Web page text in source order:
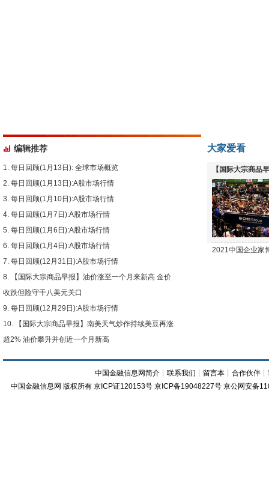
编辑推荐
每日回顾(1月13日): 全球市场概览
每日回顾(1月13日):A股市场行情
每日回顾(1月10日):A股市场行情
每日回顾(1月7日):A股市场行情
每日回顾(1月6日):A股市场行情
每日回顾(1月4日):A股市场行情
每日回顾(12月31日):A股市场行情
【国际大宗商品早报】油价涨至一个月来新高 金价
收跌但险守千八美元关口
每日回顾(12月29日):A股市场行情
【国际大宗商品早报】南美天气炒作持续美豆再涨
超2% 油价攀升并创近一个月新高
大家爱看
【国际大宗商品
下跌
2021中国企业家
中国金融信息网简介 ┊联系我们 ┊ 留言本 ┊合作伙伴 ┊
中国金融信息网 版权所有 京ICP证120153号 京ICP备19048227号 京公网安备